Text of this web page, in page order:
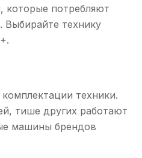
которые потребляют
Выбирайте технику
техники.
тише других работают
машины брендов